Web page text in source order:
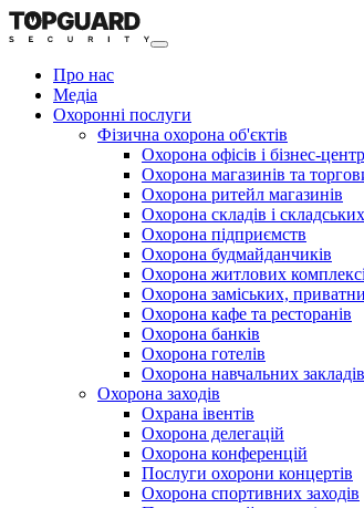
Про нас
Медіа
Охоронні послуги
Фізична охорона об'єктів
Охорона офісів і бізнес-
Охорона магазинів та
Охорона ритейл магазинів
Охорона складів і
Охорона підприємств
Охорона будмайданчиків
Охорона житлових
Охорона заміських,
Охорона кафе та ресторанів
Охорона банків
Охорона готелів
Охорона навчальних закладів
Охорона заходів
Охрана івентів
Охорона делегацій
Охорона конференцій
Послуги охорони концертів
Охорона спортивних заходів